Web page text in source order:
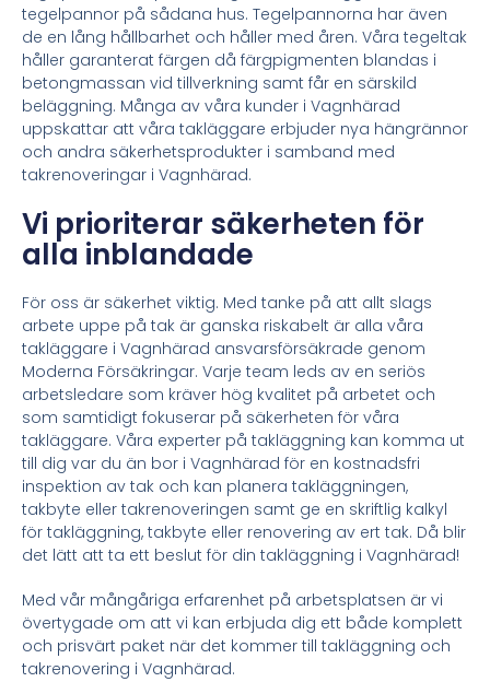
tegelpannor på sådana hus. Tegelpannorna har även
de en lång hållbarhet och håller med åren. Våra tegeltak
håller garanterat färgen då färgpigmenten blandas i
betongmassan vid tillverkning samt får en särskild
beläggning. Många av våra kunder i Vagnhärad
uppskattar att våra takläggare erbjuder nya hängrännor
och andra säkerhetsprodukter i samband med
takrenoveringar i Vagnhärad.
Vi prioriterar säkerheten för
alla inblandade
För oss är säkerhet viktig. Med tanke på att allt slags
arbete uppe på tak är ganska riskabelt är alla våra
takläggare i Vagnhärad ansvarsförsäkrade genom
Moderna Försäkringar. Varje team leds av en seriös
arbetsledare som kräver hög kvalitet på arbetet och
som samtidigt fokuserar på säkerheten för våra
takläggare. Våra experter på takläggning kan komma ut
till dig var du än bor i Vagnhärad för en kostnadsfri
inspektion av tak och kan planera takläggningen,
takbyte eller takrenoveringen samt ge en skriftlig kalkyl
för takläggning, takbyte eller renovering av ert tak. Då blir
det lätt att ta ett beslut för din takläggning i Vagnhärad!
Med vår mångåriga erfarenhet på arbetsplatsen är vi
övertygade om att vi kan erbjuda dig ett både komplett
och prisvärt paket när det kommer till takläggning och
takrenovering i Vagnhärad.